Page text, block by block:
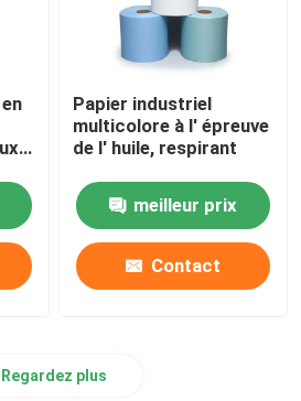
les mauvaises herbes
contre le gel
végétaux
Papier industriel
multicolore à l' épreuve
de l' huile, respirant
meilleur prix
Contact
Regardez plus